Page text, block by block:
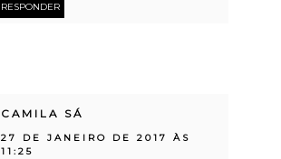
RESPONDER
CAMILA SÁ
27 DE JANEIRO DE 2017 ÀS
11:25